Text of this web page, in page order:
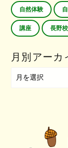
自然体験
講座 長野校
月別アーカ